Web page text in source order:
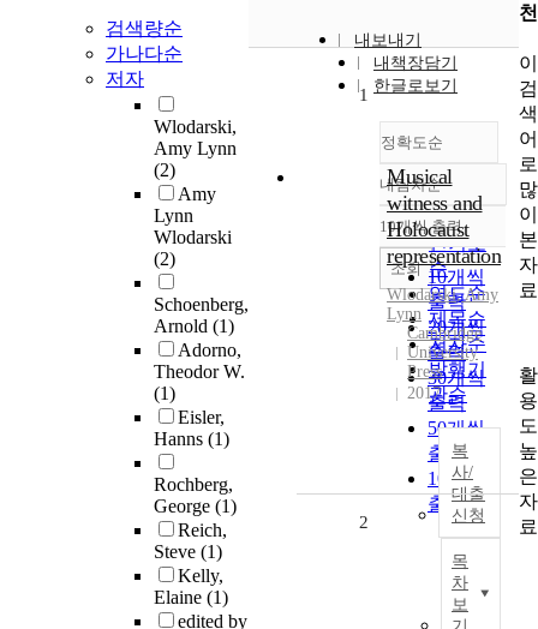
검색량순
가나다순
저자
Wlodarski,
Amy Lynn
(2)
Amy
Lynn
Wlodarski
(2)
Schoenberg,
Arnold (1)
Adorno,
Theodor W.
(1)
Eisler,
Hanns (1)
Rochberg,
George (1)
Reich,
Steve (1)
Kelly,
Elaine (1)
edited by
내보내기
내책장담기
한글로보기
정확도순
정확도
순
인기도
순
연도순
제목순
저자순
발행기
관순
내림차순
내림차순
10개씩 출력
10개씩
출력
20개씩
출력
30개씩
출력
50개씩
출력
100개씩
출력
조회
1
Musical
witness and
Holocaust
representation
Wlodarski,Amy
Lynn
Cambridge
University
Press
2017
복
사/
대출
신청
목
차
보
2
천
이
검
색
어
로
많
이
본
자
료
활
용
도
높
은
자
료